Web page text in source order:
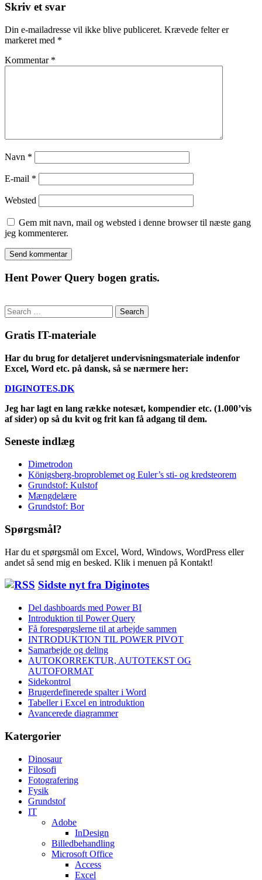
Skriv et svar
Din e-mailadresse vil ikke blive publiceret. Krævede felter er
markeret med *
Kommentar *
Navn *
E-mail *
Websted
Gem mit navn, mail og websted i denne browser til næste gang
jeg kommenterer.
Hent Power Query bogen gratis.
Search
for:
Gratis IT-materiale
Har du brug for detaljeret undervisningsmateriale indenfor
Excel, Word etc. på dansk, så se nærmere her:
DIGINOTES.DK
Jeg har lagt en lang række notesæt, kompendier etc. (1.000’vis
af sider) op så du kvit og frit kan få adgang til dem.
Seneste indlæg
Dimetrodon
Königsberg-broproblemet og Euler’s sti- og kredsteorem
Grundstof: Kulstof
Mængdelære
Grundstof: Bor
Spørgsmål?
Har du et spørgsmål om Excel, Word, Windows, WordPress eller
andet så send mig en besked. Klik i menuen på Kontakt!
Sidste nyt fra Diginotes
Del dashboards med Power BI
Introduktion til Power Query
Få forespørgslerne til at arbejde sammen
INTRODUKTION TIL POWER PIVOT
Samarbejde og deling
AUTOKORREKTUR, AUTOTEKST OG
AUTOFORMAT
Sidekontrol
Brugerdefinerede spalter i Word
Tabeller i Excel en introduktion
Avancerede diagrammer
Katergorier
Dinosaur
Filosofi
Fotografering
Fysik
Grundstof
IT
Adobe
InDesign
Billedbehandling
Microsoft Office
Access
Excel